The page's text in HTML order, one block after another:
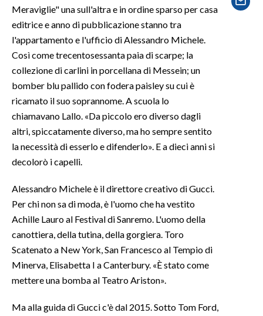
RISULTATI E CLASSIFICHE
CALCIO
CALCIO REGIONALE
BASKET
VOLLEY
ALTRI SPORT
SPETTACOLI
SALUTE
SARDEGNA TURISMO
Meraviglie" una sull'altra e in ordine sparso per casa
editrice e anno di pubblicazione stanno tra
l'appartamento e l'ufficio di Alessandro Michele.
Così come trecentosessanta paia di scarpe; la
collezione di carlini in porcellana di Messein; un
bomber blu pallido con fodera paisley su cui è
ricamato il suo soprannome. A scuola lo
chiamavano Lallo. «Da piccolo ero diverso dagli
altri, spiccatamente diverso, ma ho sempre sentito
la necessità di esserlo e difenderlo». E a dieci anni si
decolorò i capelli.
Alessandro Michele è il direttore creativo di Gucci.
Per chi non sa di moda, è l'uomo che ha vestito
Achille Lauro al Festival di Sanremo. L'uomo della
canottiera, della tutina, della gorgiera. Toro
Scatenato a New York, San Francesco al Tempio di
Minerva, Elisabetta I a Canterbury. «È stato come
mettere una bomba al Teatro Ariston».
Ma alla guida di Gucci c'è dal 2015. Sotto Tom Ford,